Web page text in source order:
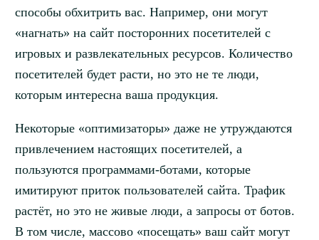
способы обхитрить вас. Например, они могут
«нагнать» на сайт посторонних посетителей с
игровых и развлекательных ресурсов. Количество
посетителей будет расти, но это не те люди,
которым интересна ваша продукция.
Некоторые «оптимизаторы» даже не утруждаются
привлечением настоящих посетителей, а
пользуются программами-ботами, которые
имитируют приток пользователей сайта. Трафик
растёт, но это не живые люди, а запросы от ботов.
В том числе, массово «посещать» ваш сайт могут